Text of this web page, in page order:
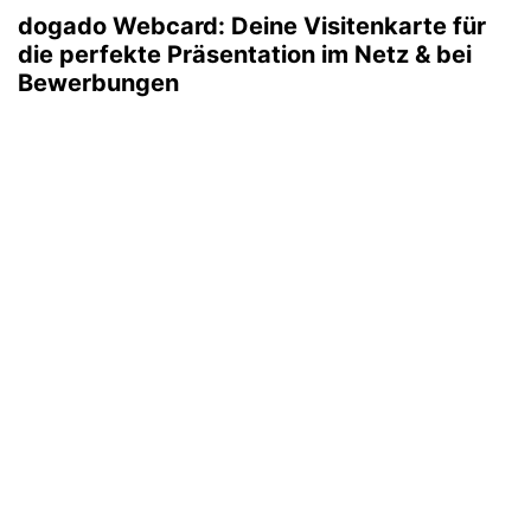
dogado Webcard: Deine Visitenkarte für
die perfekte Präsentation im Netz & bei
Bewerbungen